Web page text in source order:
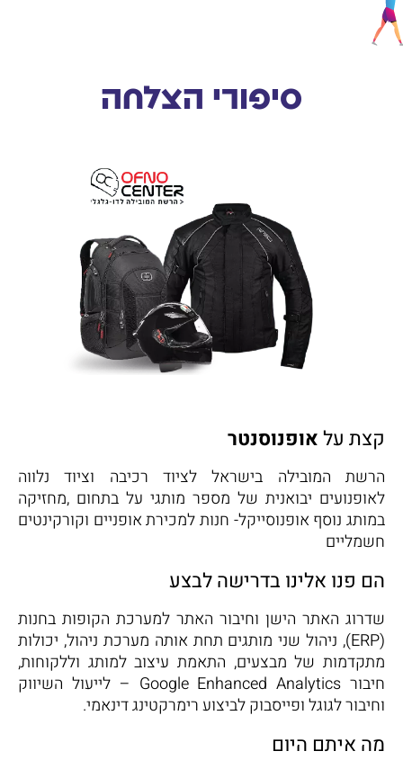
סיפורי הצלחה
קצת עלאופנוסנטר
הרשת המובילה בישראל לציוד רכיבה וציוד נלווה
לאופנועים יבואנית של מספר מותגי על בתחום ,מחזיקה
במותג נוסף אופנוסייקל- חנות למכירת אופניים וקורקינטים
חשמליים
הם פנו אלינו בדרישה לבצע
שדרוג האתר הישן וחיבור האתר למערכת הקופות בחנות
(ERP), ניהול שני מותגים תחת אותה מערכת ניהול, יכולות
מתקדמות של מבצעים, התאמת עיצוב למותג וללקוחות,
חיבור Google Enhanced Analytics – לייעול השיווק
וחיבור לגוגל ופייסבוק לביצוע רימרקטינג דינאמי.
מה איתם היום